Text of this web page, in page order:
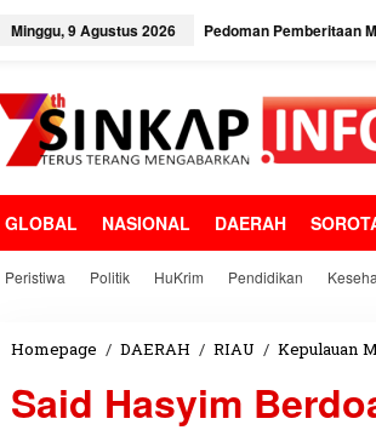
Minggu, 9 Agustus 2026 Pedoman Pemberitaan
GLOBAL NASIONAL DAERAH
Peristiwa Politik HuKrim Pendidikan
Homepage / DAERAH / RIAU / Kepulauan
Said Hasyim